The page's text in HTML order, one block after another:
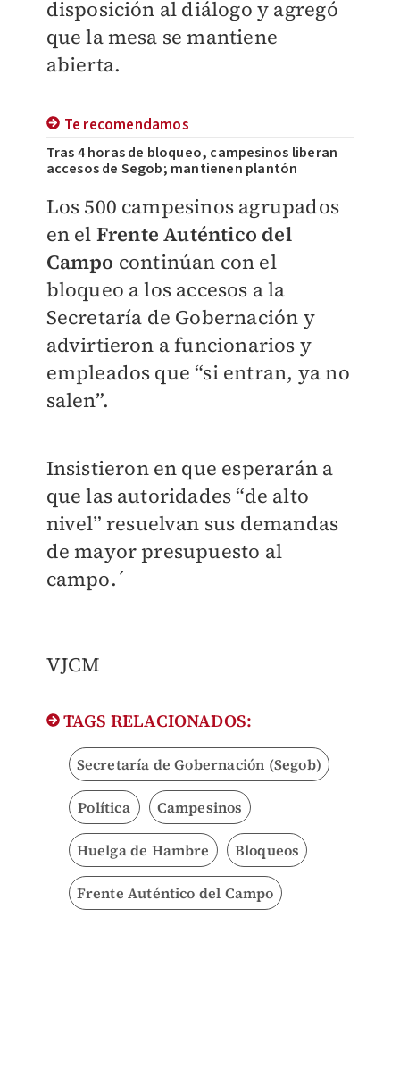
disposición al diálogo y agregó
que la mesa se mantiene
abierta.
Te recomendamos
Tras 4 horas de bloqueo, campesinos liberan
accesos de Segob; mantienen plantón
Los 500 campesinos agrupados
en el Frente Auténtico del
Campo continúan con el
bloqueo a los accesos a la
Secretaría de Gobernación y
advirtieron a funcionarios y
empleados que “si entran, ya no
salen”.
Insistieron en que esperarán a
que las autoridades “de alto
nivel” resuelvan sus demandas
de mayor presupuesto al
campo.´
VJCM
TAGS RELACIONADOS:
Secretaría de Gobernación (Segob)
Política Campesinos
Huelga de Hambre Bloqueos
Frente Auténtico del Campo